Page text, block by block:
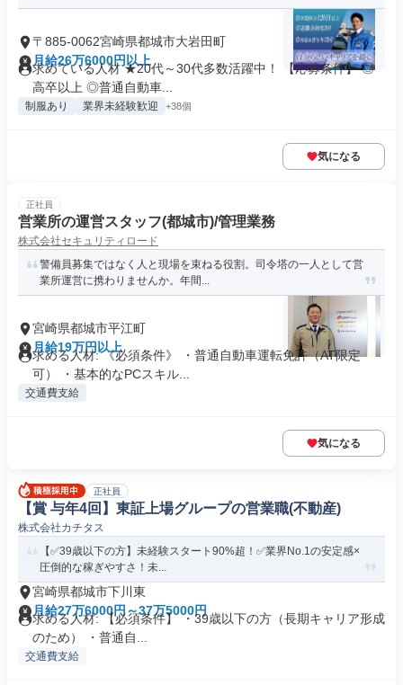
〒885-0062宮崎県都城市大岩田町
月給26万6000円以上
求めている人材 ★20代～30代多数活躍中！ 【応募条件】 ◎
高卒以上 ◎普通自動車...
制服あり 業界未経験歓迎 +38個
気になる
正社員
営業所の運営スタッフ(都城市)/管理業務
株式会社セキュリティロード
警備員募集ではなく人と現場を束ねる役割。司令塔の一人として営
業所運営に携わりませんか。年間...
宮崎県都城市平江町
月給19万円以上
求める人材: 《必須条件》 ・普通自動車運転免許（AT限定
可） ・基本的なPCスキル...
交通費支給
気になる
正社員
【賞 与年4回】東証上場グループの営業職(不動産)
株式会社カチタス
【✅39歳以下の方】未経験スタート90%超！✅業界No.1の安定感×
圧倒的な稼ぎやすさ！未...
宮崎県都城市下川東
月給27万6000円～37万5000円
求める人材: 【必須条件】 ・39歳以下の方（長期キャリア形成
のため） ・普通自...
交通費支給